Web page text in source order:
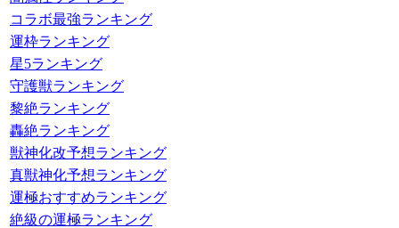
コラボ最強ランキング
運枠ランキング
星5ランキング
守護獣ランキング
黎絶ランキング
轟絶ランキング
獣神化改予想ランキング
真獣神化予想ランキング
運極おすすめランキング
絶級の運極ランキング